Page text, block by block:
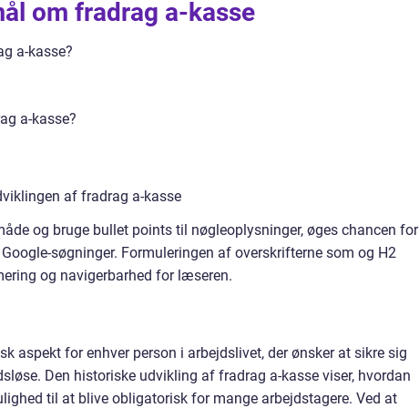
om fradrag a-kasse
a-kasse?
a-kasse?
af fradrag a-kasse
og bruge bullet points til nøgleoplysninger, øges chancen for
søgninger. Formuleringen af overskrifterne som og H2
og navigerbarhed for læseren.
aspekt for enhver person i arbejdslivet, der ønsker at sikre sig
Den historiske udvikling af fradrag a-kasse viser, hvordan
til at blive obligatorisk for mange arbejdstagere. Ved at